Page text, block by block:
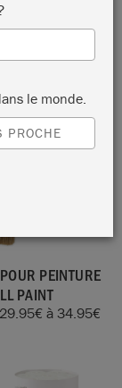
PAINT™
LA CIRE
PEINTURE
PAINT
29.95€à 34.95€
le monde.
PROCHE